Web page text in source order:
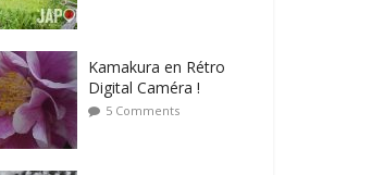
Kamakura en Rétro
Digital Caméra !
5 Comments